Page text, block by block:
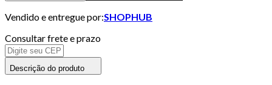
Vendido e entregue por:SHOPHUB
Consultar frete e prazo
Descrição do produto